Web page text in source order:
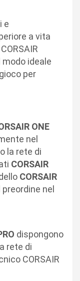
e
a vita
ideale
per
ONE
nel
la rete di
CORSAIR
CORSAIR
nel
dispongono
rete di
CORSAIR